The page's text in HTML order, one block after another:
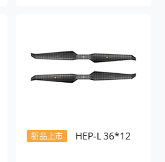
新品上市 HEP-L 36*12